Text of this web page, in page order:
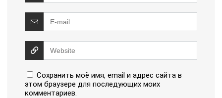
Сохранить моё имя, email и адрес сайта в
этом браузере для последующих моих
комментариев.